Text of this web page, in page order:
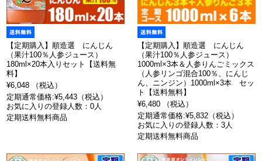
【定期購入】順造選 にんじん
（果汁100％人参ジュース）
180ml×20本入りセット【送料無
料】
¥6,048 （税込）
定期通常価格:¥5,443（税込）
お気に入りの登録人数：0人
定期送料無料商品
【定期購入】順造選 にんじん
（果汁100％人参ジュース）
1000ml×3本＆人参りんごミックス
（人参リンゴ混合100％、にんじ
ん、ニンジン）1000ml×3本 セッ
ト【送料無料】
¥6,480 （税込）
定期通常価格:¥5,832（税込）
お気に入りの登録人数：3人
定期送料無料商品